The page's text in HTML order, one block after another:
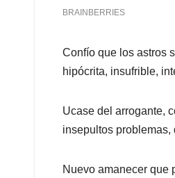
Confío que los astros
hipócrita, insufrible,
Ucase del arrogante,
insepultos
Nuevo amanecer que